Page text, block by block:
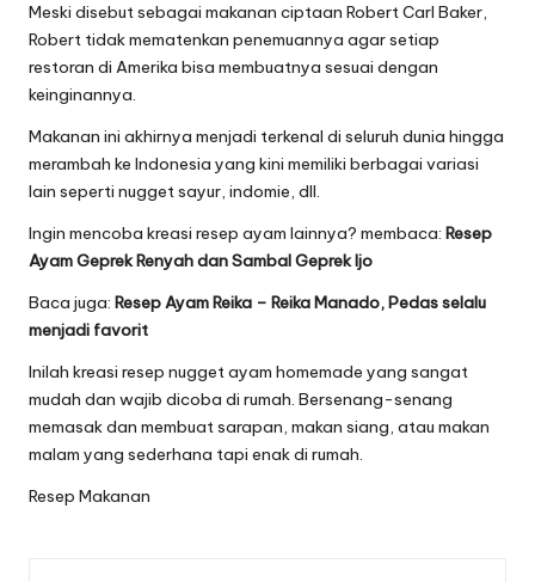
Meski disebut sebagai makanan ciptaan Robert Carl Baker,
Robert tidak mematenkan penemuannya agar setiap
restoran di Amerika bisa membuatnya sesuai dengan
keinginannya.
Makanan ini akhirnya menjadi terkenal di seluruh dunia hingga
merambah ke Indonesia yang kini memiliki berbagai variasi
lain seperti nugget sayur, indomie, dll.
Ingin mencoba kreasi resep ayam lainnya? membaca: Resep
Ayam Geprek Renyah dan Sambal Geprek Ijo
Baca juga: Resep Ayam Reika – Reika Manado, Pedas selalu
menjadi favorit
Inilah kreasi resep nugget ayam homemade yang sangat
mudah dan wajib dicoba di rumah. Bersenang-senang
memasak dan membuat sarapan, makan siang, atau makan
malam yang sederhana tapi enak di rumah.
Resep Makanan